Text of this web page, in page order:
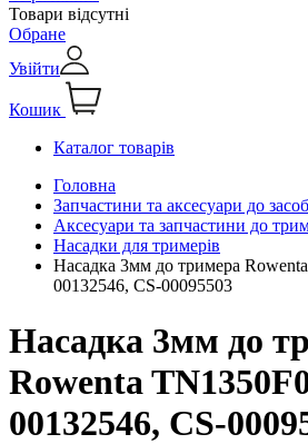
Товари відсутні
Обране
Увійти
Кошик
Каталог товарів
Головна
Запчастини та аксесуари до
Аксесуари та запчастини до
Насадки для тримерів
Насадка 3мм до тримера
00132546, CS-00095503
Насадка 3мм до
Rowenta
00132546, CS-